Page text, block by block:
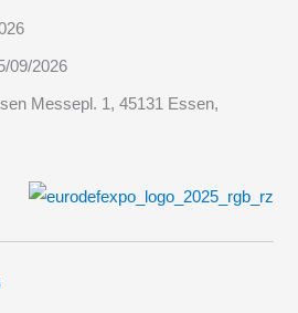
09/2026
Messepl. 1, 45131 Essen,